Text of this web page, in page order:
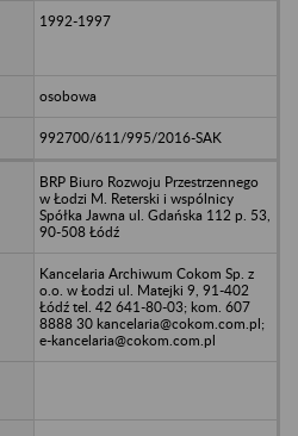
1992-1997
osobowa
992700/611/995/2016-SAK
BRP Biuro Rozwoju Przestrzennego
w Łodzi M. Reterski i wspólnicy
Spółka Jawna ul. Gdańska 112 p. 53,
90-508 Łódź
Kancelaria Archiwum Cokom Sp. z
o.o. w Łodzi ul. Matejki 9, 91-402
Łódź tel. 42 641-80-03; kom. 607
8888 30 kancelaria@cokom.com.pl;
e-kancelaria@cokom.com.pl